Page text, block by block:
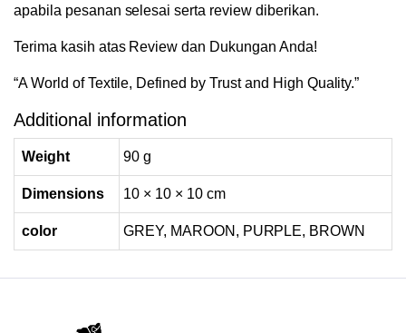
apabila pesanan selesai serta review diberikan.
Terima kasih atas Review dan Dukungan Anda!
“A World of Textile, Defined by Trust and High Quality.”
Additional information
Weight 90 g
Dimensions 10 × 10 × 10 cm
color GREY, MAROON, PURPLE, BROWN